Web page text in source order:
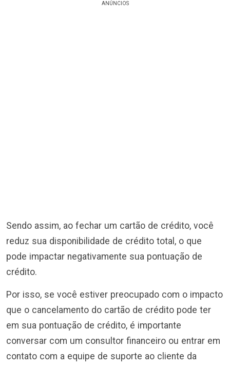
ANÚNCIOS
Sendo assim, ao fechar um cartão de crédito, você
reduz sua disponibilidade de crédito total, o que
pode impactar negativamente sua pontuação de
crédito.
Por isso, se você estiver preocupado com o impacto
que o cancelamento do cartão de crédito pode ter
em sua pontuação de crédito, é importante
conversar com um consultor financeiro ou entrar em
contato com a equipe de suporte ao cliente da